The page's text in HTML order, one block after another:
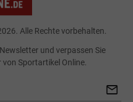
Alle Rechte vorbehalten.
und verpassen Sie
Sportartikel Online.